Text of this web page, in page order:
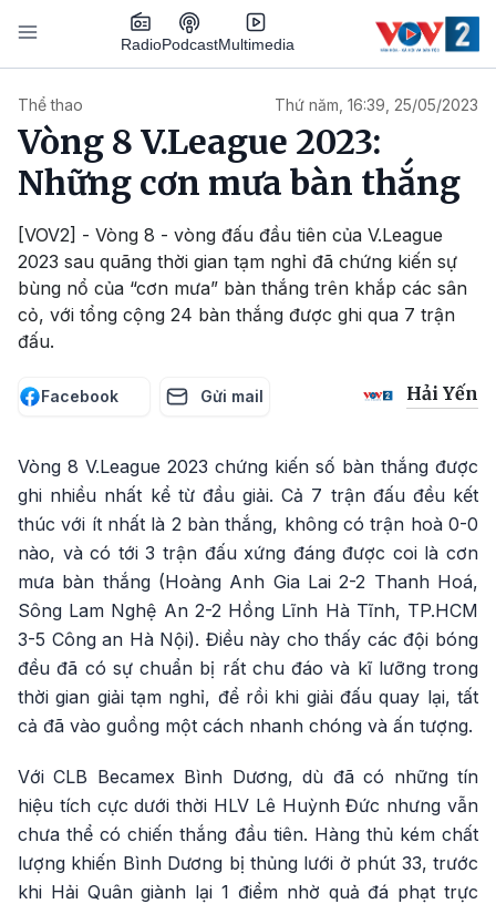
Nhảy đến nội dung
RadioPodcastMultimedia
Thể thao Thứ năm, 16:39, 25/05/2023
Vòng 8 V.League 2023:
Những cơn mưa bàn thắng
[VOV2] - Vòng 8 - vòng đấu đầu tiên của V.League
2023 sau quãng thời gian tạm nghỉ đã chứng kiến sự
bùng nổ của “cơn mưa” bàn thắng trên khắp các sân
cỏ, với tổng cộng 24 bàn thắng được ghi qua 7 trận
đấu.
Facebook Gửi mail Hải Yến
Vòng 8 V.League 2023 chứng kiến số bàn thắng được
ghi nhiều nhất kể từ đầu giải. Cả 7 trận đấu đều kết
thúc với ít nhất là 2 bàn thắng, không có trận hoà 0-0
nào, và có tới 3 trận đấu xứng đáng được coi là cơn
mưa bàn thắng (Hoàng Anh Gia Lai 2-2 Thanh Hoá,
Sông Lam Nghệ An 2-2 Hồng Lĩnh Hà Tĩnh, TP.HCM
3-5 Công an Hà Nội). Điều này cho thấy các đội bóng
đều đã có sự chuẩn bị rất chu đáo và kĩ lưỡng trong
thời gian giải tạm nghỉ, để rồi khi giải đấu quay lại, tất
cả đã vào guồng một cách nhanh chóng và ấn tượng.
Với CLB Becamex Bình Dương, dù đã có những tín
hiệu tích cực dưới thời HLV Lê Huỳnh Đức nhưng vẫn
chưa thể có chiến thắng đầu tiên. Hàng thủ kém chất
lượng khiến Bình Dương bị thủng lưới ở phút 33, trước
khi Hải Quân giành lại 1 điểm nhờ quả đá phạt trực